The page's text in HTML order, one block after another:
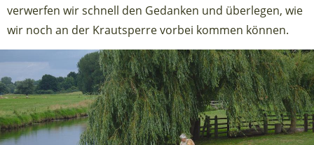
verwerfen wir schnell den Gedanken und überlegen, wie
wir noch an der Krautsperre vorbei kommen können.